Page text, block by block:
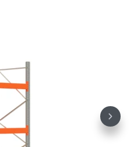
Next